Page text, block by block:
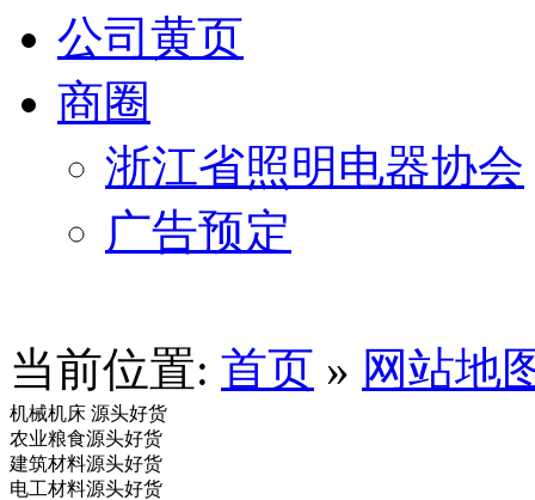
公司黄页
商圈
浙江省照明电器协会
广告预定
当前位置: 首页 » 网站地
机械机床 源头好货
农业粮食源头好货
建筑材料源头好货
电工材料源头好货